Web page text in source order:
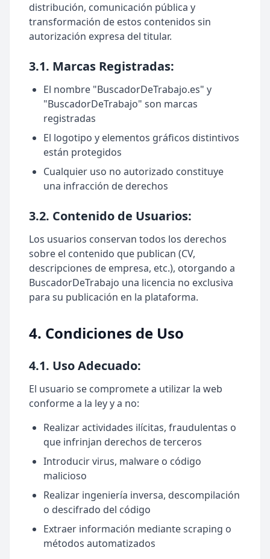
distribución, comunicación pública y
transformación de estos contenidos sin
autorización expresa del titular.
3.1. Marcas Registradas:
El nombre "BuscadorDeTrabajo.es" y
"BuscadorDeTrabajo" son marcas
registradas
El logotipo y elementos gráficos distintivos
están protegidos
Cualquier uso no autorizado constituye
una infracción de derechos
3.2. Contenido de Usuarios:
Los usuarios conservan todos los derechos
sobre el contenido que publican (CV,
descripciones de empresa, etc.), otorgando a
BuscadorDeTrabajo una licencia no exclusiva
para su publicación en la plataforma.
4. Condiciones de Uso
4.1. Uso Adecuado:
El usuario se compromete a utilizar la web
conforme a la ley y a no:
Realizar actividades ilícitas, fraudulentas o
que infrinjan derechos de terceros
Introducir virus, malware o código
malicioso
Realizar ingeniería inversa, descompilación
o descifrado del código
Extraer información mediante scraping o
métodos automatizados